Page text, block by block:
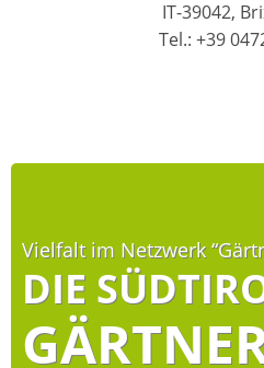
IT-39042,
Tel.: +39
Vielfalt im Netzwerk
DIE